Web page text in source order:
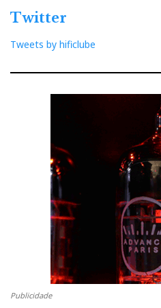
Twitter
Tweets by hificlube
Publicidade